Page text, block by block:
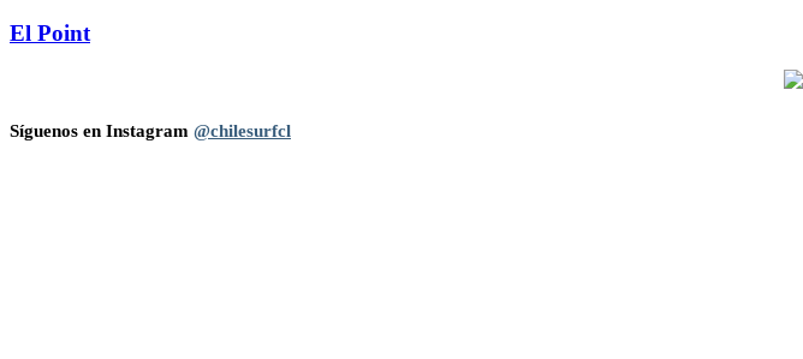
El Point
Síguenos en Instagram @chilesurfcl